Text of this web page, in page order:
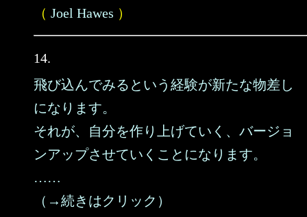
（ Joel Hawes ）
14.
飛び込んでみるという経験が新たな物差し
になります。
それが、自分を作り上げていく、バージョ
ンアップさせていくことになります。
……
（→続きはクリック）